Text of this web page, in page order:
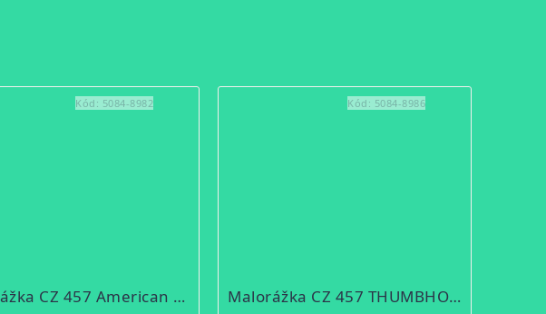
Malorážka CZ 457 American 22LR
Kód: 5084-8982
Malorážka CZ 457 THUMBHOLE
Kód: 5084-8986